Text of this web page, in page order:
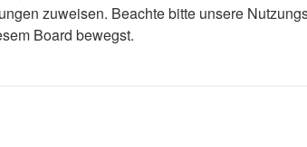
zuweisen. Beachte bitte unsere
Board bewegst.